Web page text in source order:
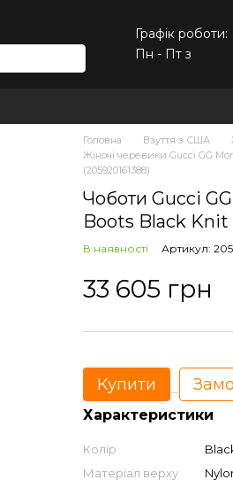
Графік роботи:
Пн - Пт з
Головна Взуття з США
Жіночі черевики Gucci GG
(205920161388)
Чоботи Gucci
Boots Black Knit
В наявності Артикул:
33 605 грн
Купити
Характеристики
Колір
Матеріал верху